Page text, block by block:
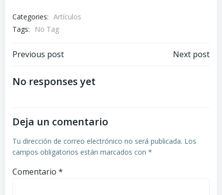
Categories: Artículos
Tags:
No Tag
Navegación
de
Previous post
Navegación
Next post
No responses yet
Deja un comentario
Tu dirección de correo electrónico no será publicada. Los
campos obligatorios están marcados con *
Comentario *